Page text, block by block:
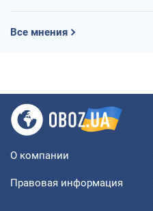
Все мнения
О компании
Правовая информация